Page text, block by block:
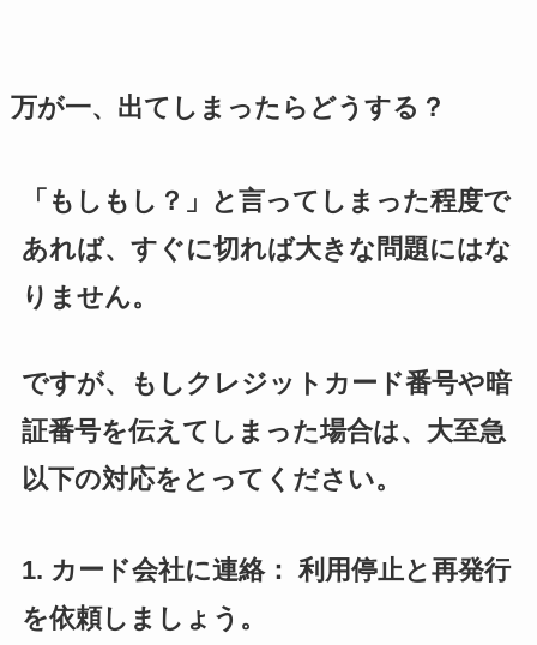
万が一、出てしまったらどうする？
「もしもし？」と言ってしまった程度で
あれば、すぐに切れば大きな問題にはな
りません。
ですが、もしクレジットカード番号や暗
証番号を伝えてしまった場合は、大至急
以下の対応をとってください。
1. カード会社に連絡： 利用停止と再発行
を依頼しましょう。